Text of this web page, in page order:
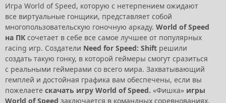
Игра World of Speed, которую с нетерпением ожидают
все виртуальные гонщики, представляет собой
многопользовательскую гоночную аркаду. World of Speed
на ПК сочетает в себе все самое лучшее от популярных
racing игр. Создатели Need for Speed: Shift решили
создать такую гонку, в которой геймеры смогут сразиться
с реальными геймерами со всего мира. Захватывающий
гемплей и достойная графика вам обеспечены, если вы
пожелаете скачать игру World of Speed. «Фишка» игры
World of Speed заключается в командных соревнованиях,